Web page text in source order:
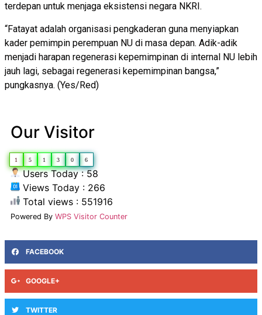
terdepan untuk menjaga eksistensi negara NKRI.
“Fatayat adalah organisasi pengkaderan guna menyiapkan
kader pemimpin perempuan NU di masa depan. Adik-adik
menjadi harapan regenerasi kepemimpinan di internal NU lebih
jauh lagi, sebagai regenerasi kepemimpinan bangsa,”
pungkasnya. (Yes/Red)
Our Visitor
1 5 1 3 0 6
Users Today : 58
Views Today : 266
Total views : 551916
Powered By WPS Visitor Counter
FACEBOOK
GOOGLE+
TWITTER